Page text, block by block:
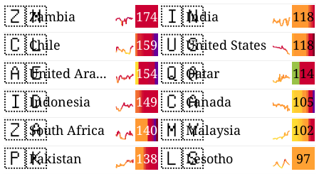
🇿🇲 174
Zambia
🇨🇱 159
Chile
🇦🇪 154
United Arab Emirates
🇮🇩 149
Indonesia
🇿🇦 140
South Africa
🇵🇰 138
Pakistan
🇮🇳 118
India
🇺🇸 118
United States
🇶🇦 114
Qatar
🇨🇦 105
Canada
🇲🇾 102
Malaysia
🇱🇸 97
Lesotho